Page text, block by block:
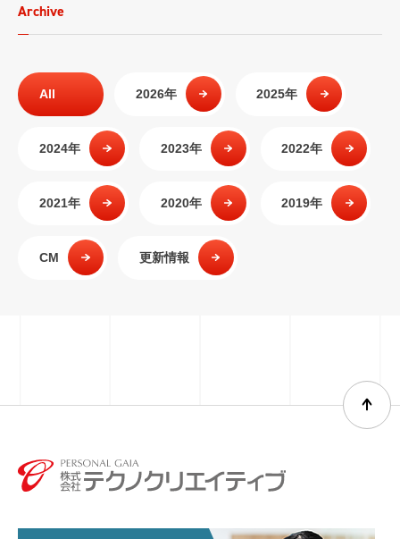
Archive
All 2026年 2025年
2024年 2023年 2022年
2021年 2020年 2019年
CM 更新情報